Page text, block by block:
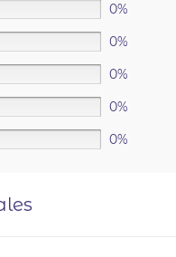
0%
0%
0%
0%
0%